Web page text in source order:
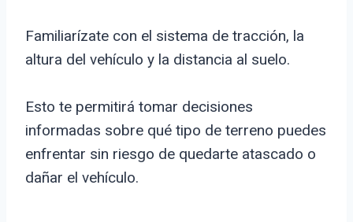
Familiarízate con el sistema de tracción, la
altura del vehículo y la distancia al suelo.
Esto te permitirá tomar decisiones
informadas sobre qué tipo de terreno puedes
enfrentar sin riesgo de quedarte atascado o
dañar el vehículo.